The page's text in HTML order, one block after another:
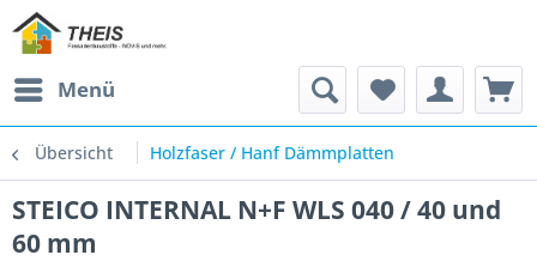
Menü
Übersicht Holzfaser / Hanf Dämmplatten
STEICO INTERNAL N+F WLS 040 / 40 und
60 mm